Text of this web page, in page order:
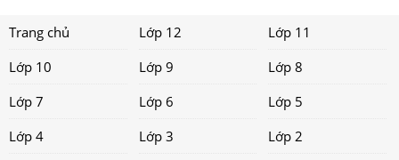
Trang chủ Lớp 12
Lớp 11
Lớp 10
Lớp 9
Lớp 8
Lớp 7
Lớp 6
Lớp 5
Lớp 4
Lớp 3
Lớp 2